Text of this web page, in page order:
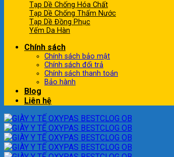
Tạp Dề Chống Hóa Chất
Tạp Dề Chống Thấm Nước
Tạp Dề Đồng Phục
Yếm Da Hàn
Chính sách
Chính sách bảo mật
Chính sách đổi trả
Chính sách thanh toán
Bảo hành
Blog
Liên hệ